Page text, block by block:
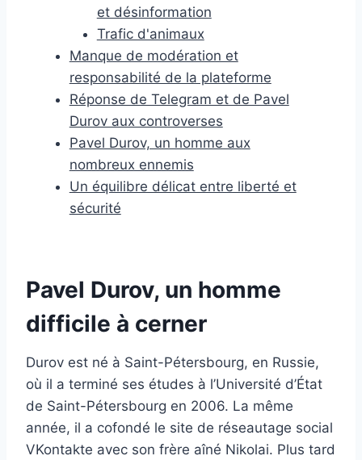
et désinformation
Trafic d'animaux
Manque de modération et
responsabilité de la plateforme
Réponse de Telegram et de Pavel
Durov aux controverses
Pavel Durov, un homme aux
nombreux ennemis
Un équilibre délicat entre liberté et
sécurité
Pavel Durov, un homme
difficile à cerner
Durov est né à Saint-Pétersbourg, en Russie,
où il a terminé ses études à l’Université d’État
de Saint-Pétersbourg en 2006. La même
année, il a cofondé le site de réseautage social
VKontakte avec son frère aîné Nikolai. Plus tard